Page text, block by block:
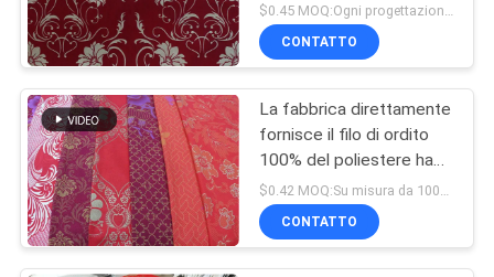
tessuto di seta naturale
del poliestere che
tricotta stampa
CONTATTO
La fabbrica direttamente
fornisce il filo di ordito
100% del poliestere ha
tricottato il tessuto
stampato del materasso,
tessuto stampato della
CONTATTO